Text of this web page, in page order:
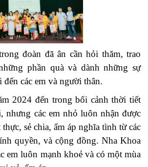
đoàn đã ân cần hỏi thăm, trao
phần quà và dành những sự
đến các em và người thân.
2024 đến trong bối cảnh thời tiết
nhưng các em nhỏ luôn nhận được
sẻ chia, ấm áp nghĩa tình từ các
quyền, và cộng đồng. Nha Khoa
em luôn mạnh khoẻ và có một mùa